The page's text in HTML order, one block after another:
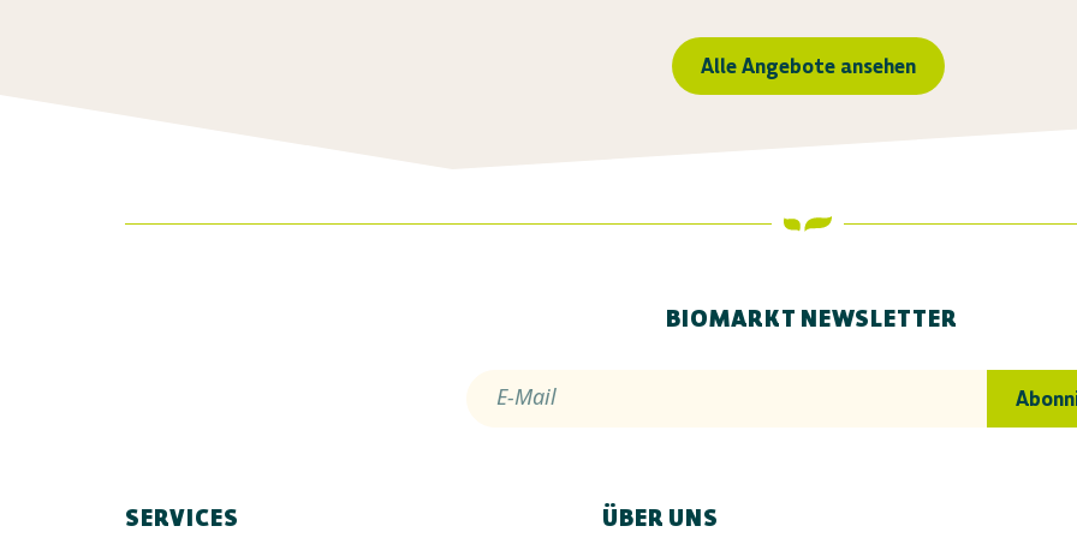
Alle Angebote ansehen
BIOMARKT NEWSLETTER
E-Mail
SERVICES ÜBER UNS